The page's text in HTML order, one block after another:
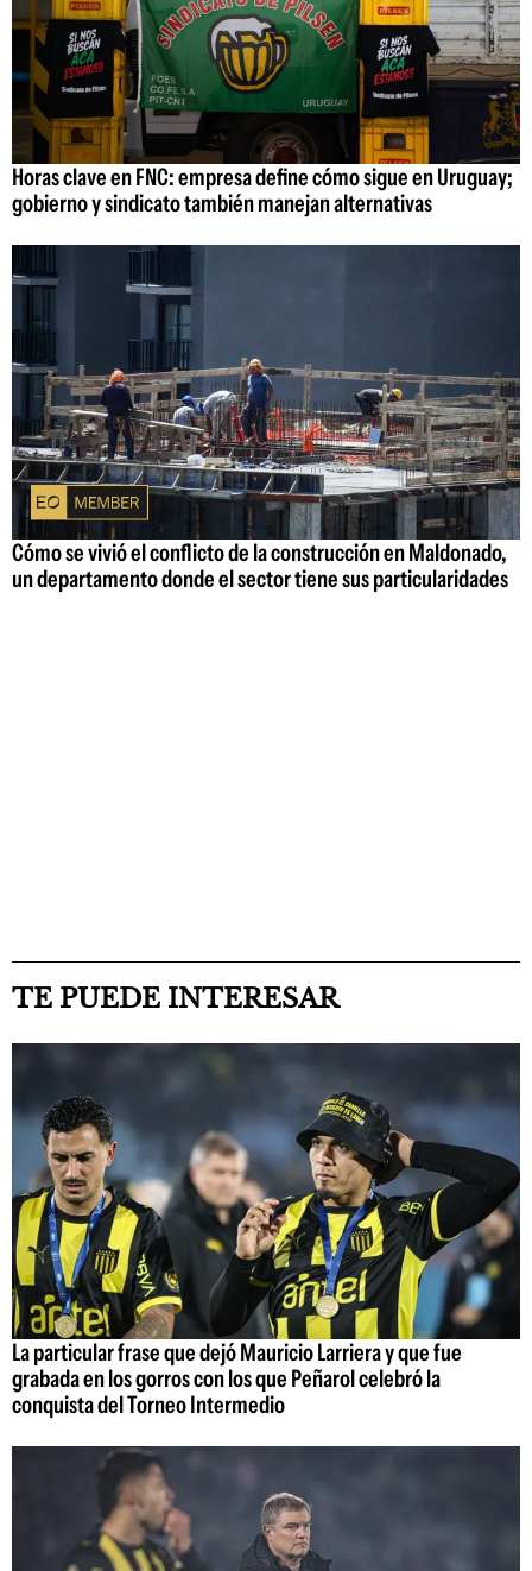
Horas clave en FNC: empresa define cómo sigue en Uruguay;
gobierno y sindicato también manejan alternativas
Cómo se vivió el conflicto de la construcción en Maldonado,
un departamento donde el sector tiene sus particularidades
TE PUEDE INTERESAR
La particular frase que dejó Mauricio Larriera y que fue
grabada en los gorros con los que Peñarol celebró la
conquista del Torneo Intermedio